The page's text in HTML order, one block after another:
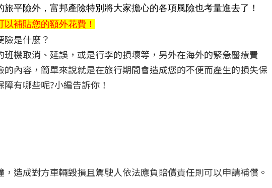
平險外，富邦產險特別將大家擔心的各項風險也考量進去了！
補貼您的額外花費！
是什麼？
機取消、延誤，或是行李的損壞等，另外在海外的緊急醫療費
內容，簡單來說就是在旅行期間會造成您的不便而產生的損失保
有哪些呢?小編告訴你！
造成對方車輛毀損且駕駛人依法應負賠償責任則可以申請補償。